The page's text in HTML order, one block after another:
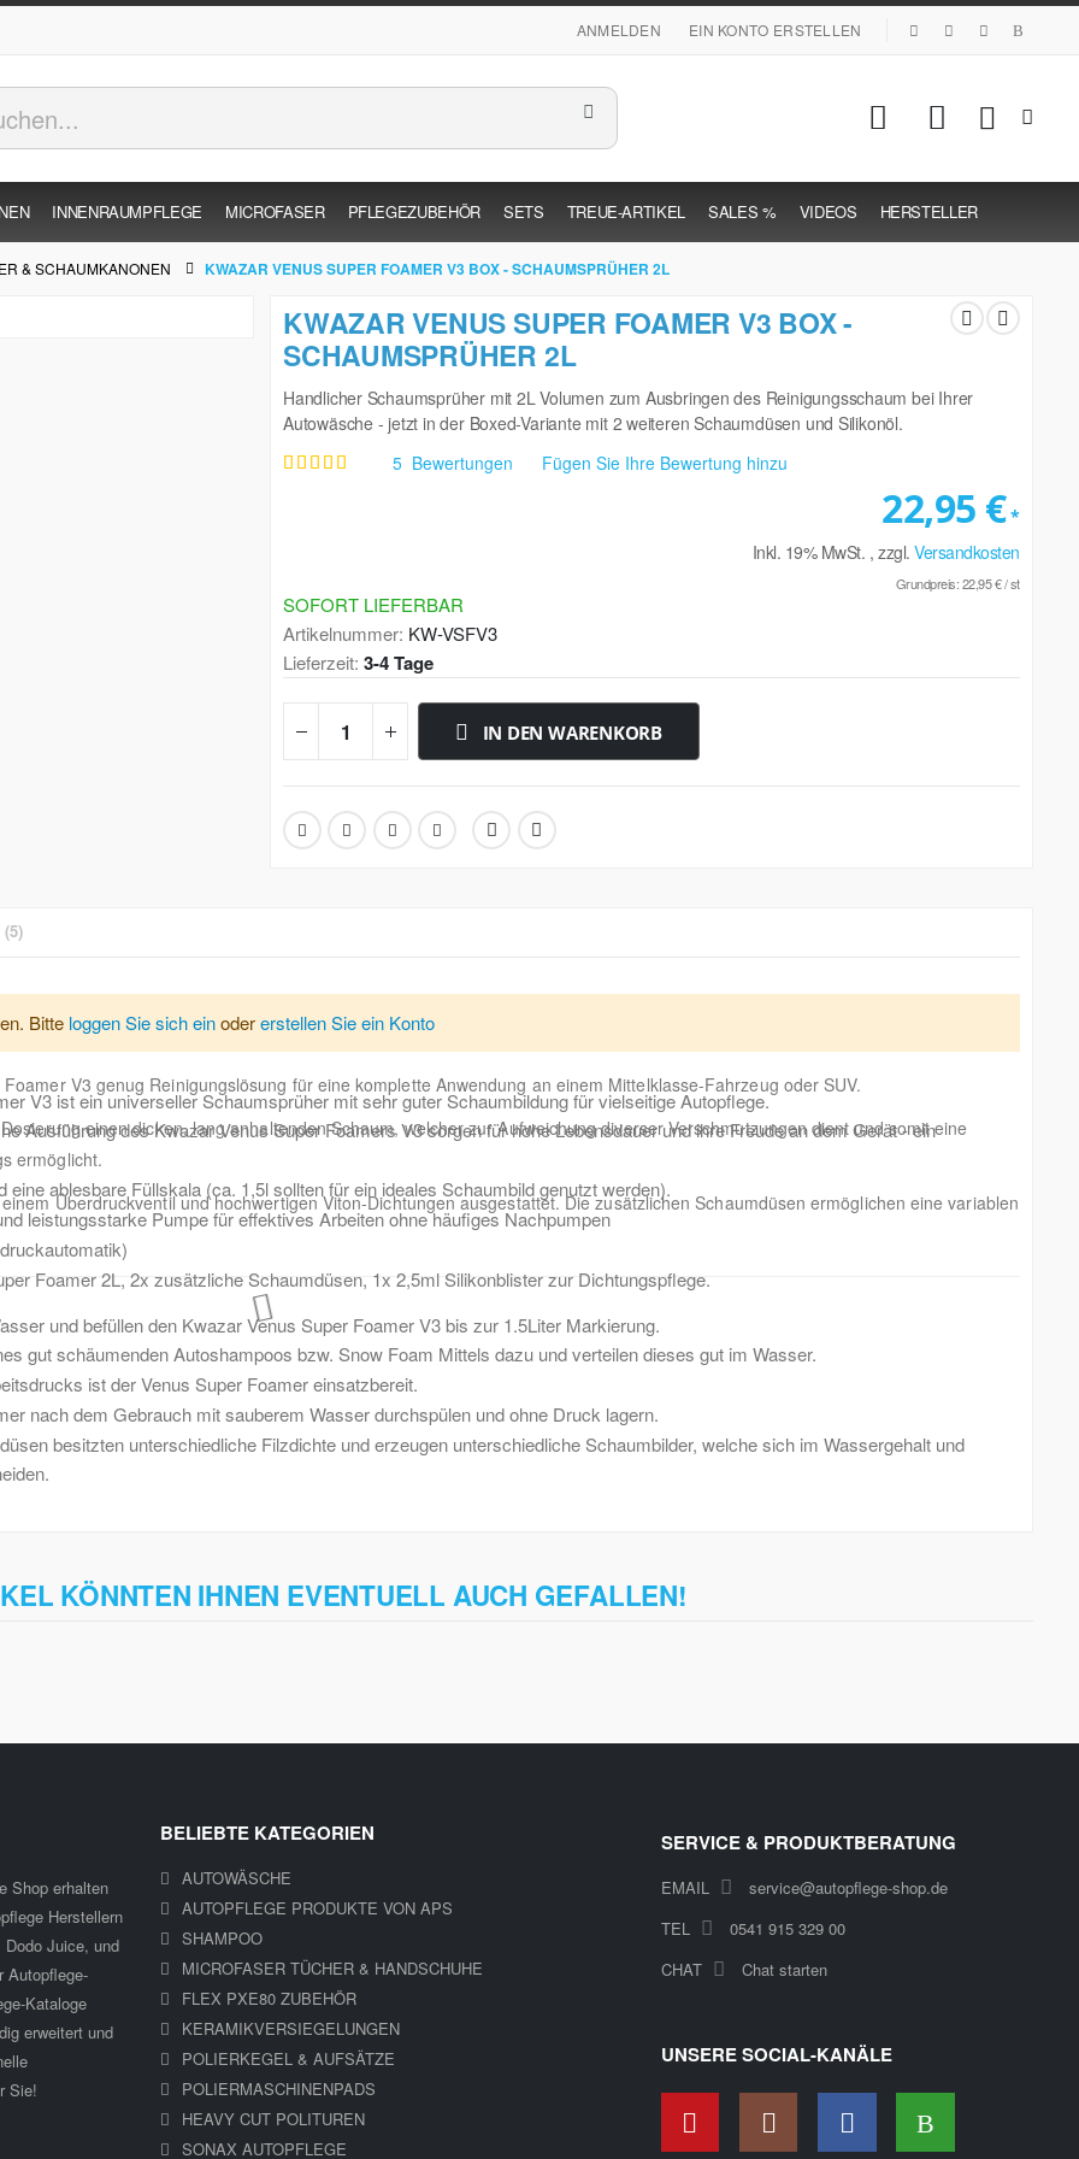
ANMELDEN EIN KONTO ERSTELLEN
Mein
INNENRAUMPFLEGE MICROFASER PFLEGEZUBEHÖR SETS TREUE-ARTIKEL SALES % VIDEOS HERSTELLER
& SCHAUMKANONEN KWAZAR VENUS SUPER FOAMER V3 BOX - SCHAUMSPRÜHER 2L
KWAZAR VENUS SUPER FOAMER V3 BOX -
SCHAUMSPRÜHER 2L
Handlicher Schaumsprüher mit 2L Volumen zum Ausbringen des Reinigungsschaum bei Ihrer
Autowäsche - jetzt in der Boxed-Variante mit 2 weiteren Schaumdüsen und Silikonöl.
Bewertung: 5 Bewertungen Fügen Sie Ihre Bewertung hinzu
22,95 €
Inkl. 19% MwSt. ,zzgl.Versandkosten
Grundpreis:22,95 €/ st
SOFORT LIEFERBAR
Artikelnummer KW-VSFV3
Lieferzeit 3-4 Tage
IN DEN WARENKORB
Venus Super Foamer und kommt in einer Kartonverpackung mit zwei zusätzlichen Schaumdüsen sowie einem Silikönöl-
schonende und berührungsfreie Schaumvorwäsche an ihrem Fahrzeug.
V3 genug Reinigungslösung für eine komplette Anwendung an einem Mittelklasse-Fahrzeug oder SUV.
einen dicken, lang anhaltenden Schaum, welcher zur Aufweichung diverser Verschmutzungen dient und somit eine
ermöglicht.
Überdruckventil und hochwertigen Viton-Dichtungen ausgestattet. Die zusätzlichen Schaumdüsen ermöglichen eine variablen
V3 ist ein universeller Schaumsprüher mit sehr guter Schaumbildung für vielseitige Autopflege.
Ausführung des Kwazar Venus Super Foamers V3 sorgen für hohe Lebensdauer und ihre Freude an dem Gerät - ein
eine ablesbare Füllskala (ca. 1,5l sollten für ein ideales Schaumbild genutzt werden).
leistungsstarke Pumpe für effektives Arbeiten ohne häufiges Nachpumpen
Foamer 2L, 2x zusätzliche Schaumdüsen, 1x 2,5ml Silikonblister zur Dichtungspflege.
und befüllen den Kwazar Venus Super Foamer V3 bis zur 1.5Liter Markierung.
gut schäumenden Autoshampoos bzw. Snow Foam Mittels dazu und verteilen dieses gut im Wasser.
ist der Venus Super Foamer einsatzbereit.
nach dem Gebrauch mit sauberem Wasser durchspülen und ohne Druck lagern.
besitzten unterschiedliche Filzdichte und erzeugen unterschiedliche Schaumbilder, welche sich im Wassergehalt und
5
Bitte loggen Sie sich einodererstellen Sie ein Konto
KÖNNTEN IHNEN EVENTUELL AUCH GEFALLEN!
Shop erhalten
Herstellern
Juice, und
Autopflege-
Kataloge
erweitert und
Sie!
BELIEBTE KATEGORIEN
AUTOWÄSCHE
AUTOPFLEGE PRODUKTE VON APS
SHAMPOO
MICROFASER TÜCHER & HANDSCHUHE
FLEX PXE80 ZUBEHÖR
KERAMIKVERSIEGELUNGEN
POLIERKEGEL & AUFSÄTZE
POLIERMASCHINENPADS
HEAVY CUT POLITUREN
SONAX AUTOPFLEGE
SERVICE & PRODUKTBERATUNG
EMAIL
service@autopflege-shop.de
TEL
0541 915 329 00
CHAT
Chat starten
UNSERE SOCIAL-KANÄLE